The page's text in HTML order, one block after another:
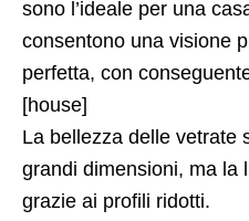
sono l’ideale per una
consentono una visione
perfetta, con
[house]
La bellezza delle vetrate
grandi dimensioni, ma la
grazie ai profili ridotti.